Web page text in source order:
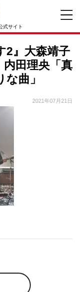
式サイト
2』大森靖子
田理央「真
曲」
2021年07月21日